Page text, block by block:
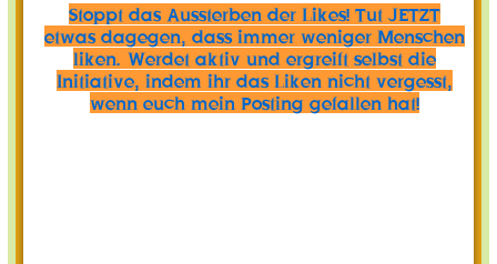
Stoppt das Aussterben der Likes! Tut JETZT
etwas dagegen, dass immer weniger Menschen
liken. Werdet aktiv und ergreift selbst die
Initiative, indem ihr das Liken nicht vergesst,
wenn euch mein Posting gefallen hat!